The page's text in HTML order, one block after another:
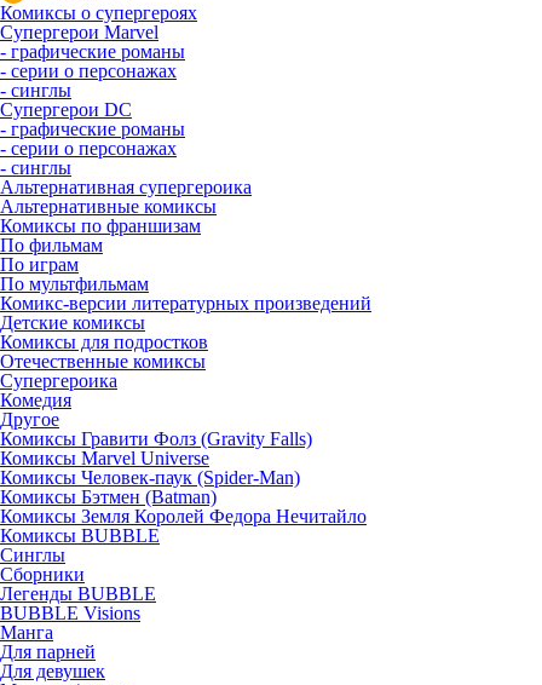
Комиксы о супергероях
Супергерои Marvel
- графические романы
- серии о персонажах
- синглы
Супергерои DC
- графические романы
- серии о персонажах
- синглы
Альтернативная супергероика
Альтернативные комиксы
Комиксы по франшизам
По фильмам
По играм
По мультфильмам
Комикс-версии литературных произведений
Детские комиксы
Комиксы для подростков
Отечественные комиксы
Супергероика
Комедия
Другое
Комиксы Гравити Фолз (Gravity Falls)
Комиксы Marvel Universe
Комиксы Человек-паук (Spider-Man)
Комиксы Бэтмен (Batman)
Комиксы Земля Королей Федора Нечитайло
Комиксы BUBBLE
Синглы
Сборники
Легенды BUBBLE
BUBBLE Visions
Манга
Для парней
Для девушек